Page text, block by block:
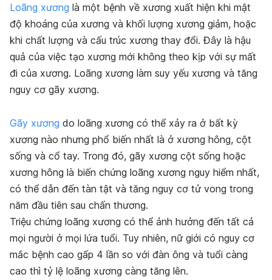
Loãng xương là một bệnh về xương xuất hiện khi mật
độ khoáng của xương và khối lượng xương giảm, hoặc
khi chất lượng và cấu trúc xương thay đổi. Đây là hậu
quả của việc tạo xương mới không theo kịp với sự mất
đi của xương. Loãng xương làm suy yếu xương và tăng
nguy cơ gãy xương.
Gãy xương do loãng xương có thể xảy ra ở bất kỳ
xương nào nhưng phổ biến nhất là ở xương hông, cột
sống và cổ tay. Trong đó, gãy xương cột sống hoặc
xương hông là biến chứng loãng xương nguy hiểm nhất,
có thể dẫn đến tàn tật và tăng nguy cơ tử vong trong
năm đầu tiên sau chấn thương.
Triệu chứng loãng xương có thể ảnh hưởng đến tất cả
mọi người ở mọi lứa tuổi. Tuy nhiên, nữ giới có nguy cơ
mắc bệnh cao gấp 4 lần so với đàn ông và tuổi càng
cao thì tỷ lệ loãng xương càng tăng lên.